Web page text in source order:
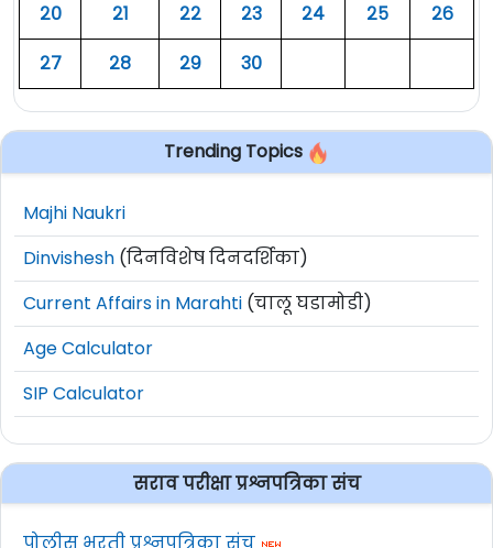
२०
२१ २२ २३ २४ २५
२६
२७
२८ २९ ३०
Trending Topics
Majhi Naukri
Dinvishesh (दिनविशेष दिनदर्शिका)
Current Affairs in Marahti (चालू घडामोडी)
Age Calculator
SIP Calculator
सराव परीक्षा प्रश्नपत्रिका संच